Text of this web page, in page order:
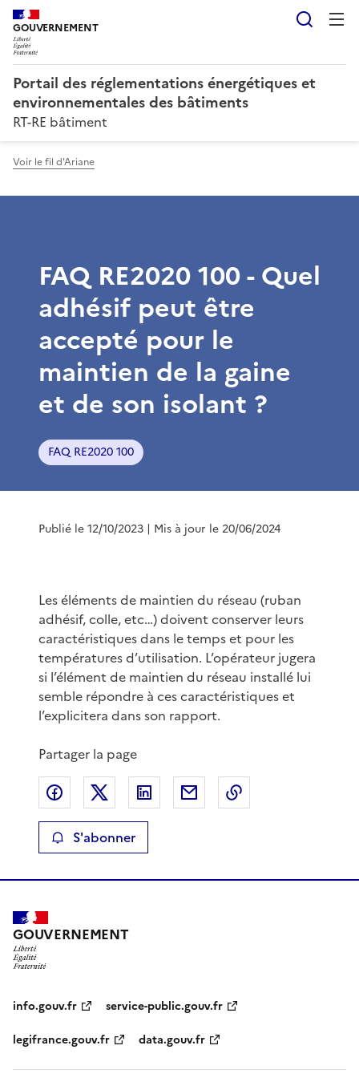
GOUVERNEMENT
Portail des réglementations énergétiques et
environnementales des bâtiments
RT-RE bâtiment
Voir le fil d'Ariane
FAQ RE2020 100 - Quel
adhésif peut être
accepté pour le
maintien de la gaine
et de son isolant ?
FAQ RE2020 100
Publié le 12/10/2023 | Mis à jour le 20/06/2024
Les éléments de maintien du réseau (ruban
adhésif, colle, etc…) doivent conserver leurs
caractéristiques dans le temps et pour les
températures d’utilisation. L’opérateur jugera
si l’élément de maintien du réseau installé lui
semble répondre à ces caractéristiques et
l’explicitera dans son rapport.
Partager la page
Partager sur Facebook
Partager sur XPartager sur LinkedIn
Partager par email
S'abonner
GOUVERNEMENT
info.gouv.fr
service-public.gouv.fr
legifrance.gouv.fr
data.gouv.fr